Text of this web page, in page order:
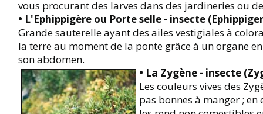
vous procurant des larves dans des jardineries ou
• L'Ephippigère ou Porte selle - insecte
Grande sauterelle ayant des ailes vestigiales à
la terre au moment de la ponte grâce à un organe
son abdomen.
• La Zygène - insecte
Les couleurs vives des
pas bonnes à manger ;